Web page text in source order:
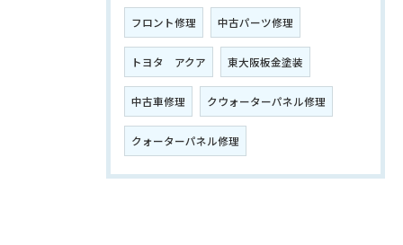
フロント修理 中古パーツ修理
トヨタ アクア 東大阪板金塗装
中古車修理 クウォーターパネル修理
クォーターパネル修理